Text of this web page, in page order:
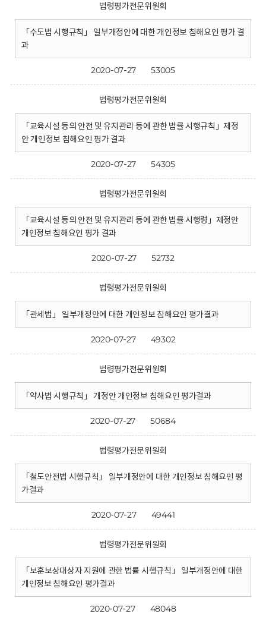
법령평가전문위원회
「수도법 시행규칙」 일부개정안에 대한 개인정보 침해요인 평가 결
과
2020-07-27 53005
법령평가전문위원회
「교육시설 등의 안전 및 유지관리 등에 관한 법률 시행규칙」제정
안 개인정보 침해요인 평가 결과
2020-07-27 54305
법령평가전문위원회
「교육시설 등의 안전 및 유지관리 등에 관한 법률 시행령」제정안
개인정보 침해요인 평가 결과
2020-07-27 52732
법령평가전문위원회
「관세법」 일부개정안에 대한 개인정보 침해요인 평가결과
2020-07-27 49302
법령평가전문위원회
「약사법 시행규칙」 개정안 개인정보 침해요인 평가결과
2020-07-27 50684
법령평가전문위원회
「철도안전법 시행규칙」 일부개정안에 대한 개인정보 침해요인 평
가결과
2020-07-27 49441
법령평가전문위원회
「보훈보상대상자 지원에 관한 법률 시행규칙」 일부개정안에 대한
개인정보 침해요인 평가결과
2020-07-27 48048